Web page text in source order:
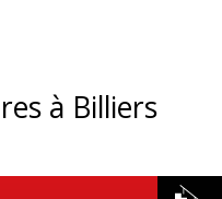
à Billiers